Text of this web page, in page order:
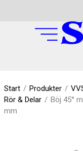
Start / Produkter /
Rör & Delar / Böj 45°
mm